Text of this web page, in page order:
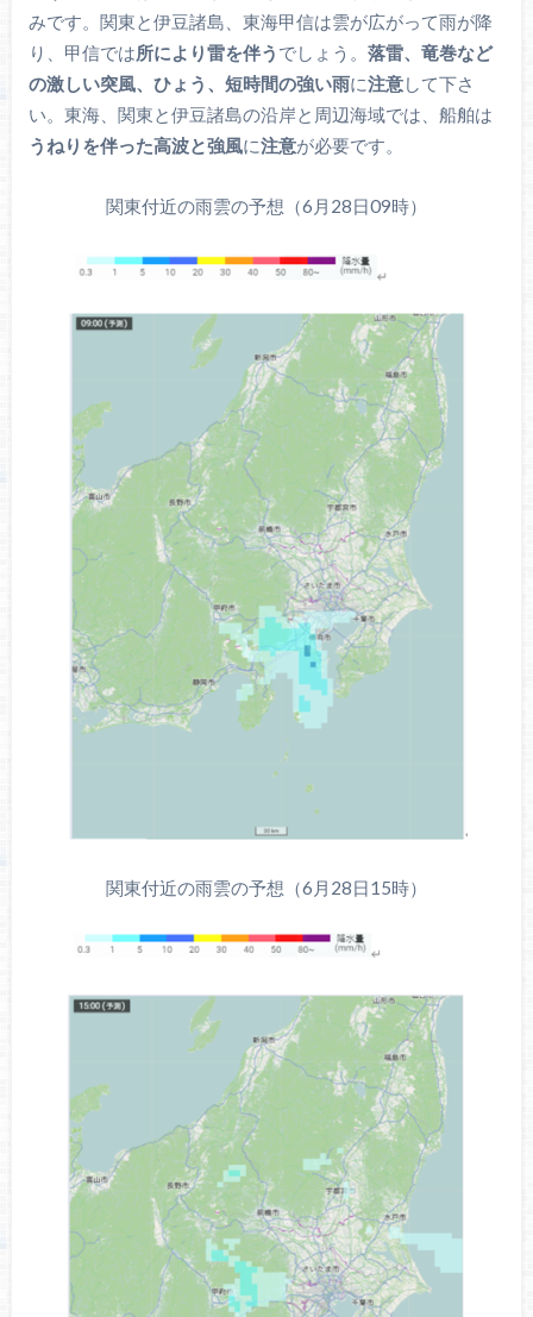
みです。関東と伊豆諸島、東海甲信は雲が広がって雨が降
り、甲信では所により雷を伴う でしょう。 落雷、竜巻など
の激しい突風、ひょう、短時間の強い雨に注意して下さ
い。東海、関東と伊豆諸島の沿岸と周辺海域では、船舶は
うねりを伴った高波と強風に注意が必要です。
関東付近の雨雲の予想（6月28日09時）
関東付近の雨雲の予想（6月28日15時）